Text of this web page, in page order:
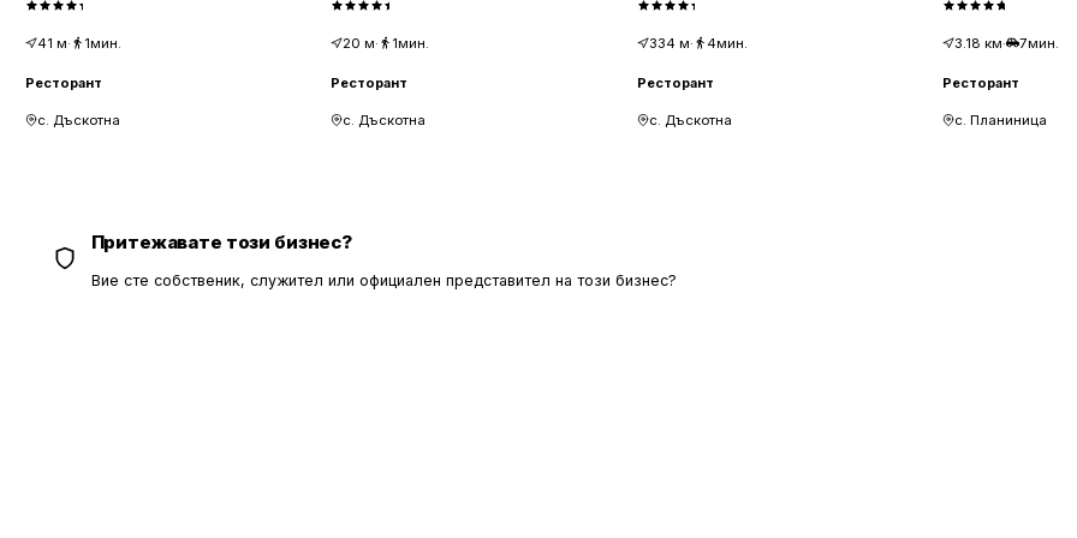
41 м· 1мин.
Ресторант
с. Дъскотна
20 м· 1мин.
Ресторант
с. Дъскотна
334 м· 4мин.
Ресторант
с. Дъскотна
3.18 км· 7мин.
Ресторант
с. Планиница
Притежавате този бизнес?
Вие сте собственик, служител или официален представител на този бизнес?